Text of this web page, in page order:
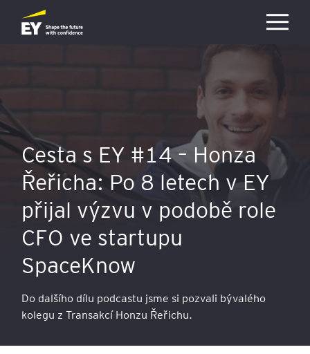
Přejít na hlavní obsah
Cesta s EY #14 – Honza
Řeřicha: Po 8 letech v EY
přijal výzvu v podobě role
CFO ve startupu
SpaceKnow
Do dalšího dílu podcastu jsme si pozvali bývalého
kolegu z Transakcí Honzu Řeřichu.